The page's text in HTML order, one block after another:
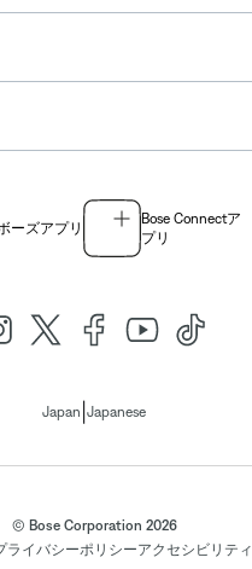
ーズアプリ
Bose Connectア
プリ
Japan Japanese
© Bose Corporation 2026
ライバシーポリシーアクセシビリティ